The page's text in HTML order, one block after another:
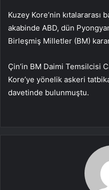
Kuzey Kore’nin
akabinde ABD, dün
Birleşmiş Milletler (BM)
Çin’in BM Daimi Temsilcisi
Kore’ye yönelik askeri
davetinde bulunmuştu.